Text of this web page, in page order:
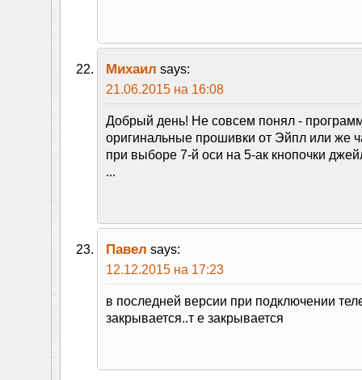
Михаил says:
21.06.2015 на 16:08
Добрый день! Не совсем понял -
оригинальные прошивки от Эйпл или же
при выборе 7-й оси на 5-ак кнопочки
...
Павел says:
12.12.2015 на 17:23
в последней версии при подключении
закрывается..т е закрывается